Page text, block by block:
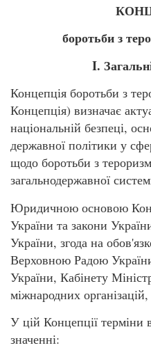
боротьби з
I.
Концепція боротьби з
Концепція) визначає
національній безпеці,
державної політики у
щодо боротьби з
загальнодержавної
Юридичною основою
України та закони
України, згода на
Верховною Радою
України, Кабінету
міжнародних
У цій Концепції терміни
значенні: